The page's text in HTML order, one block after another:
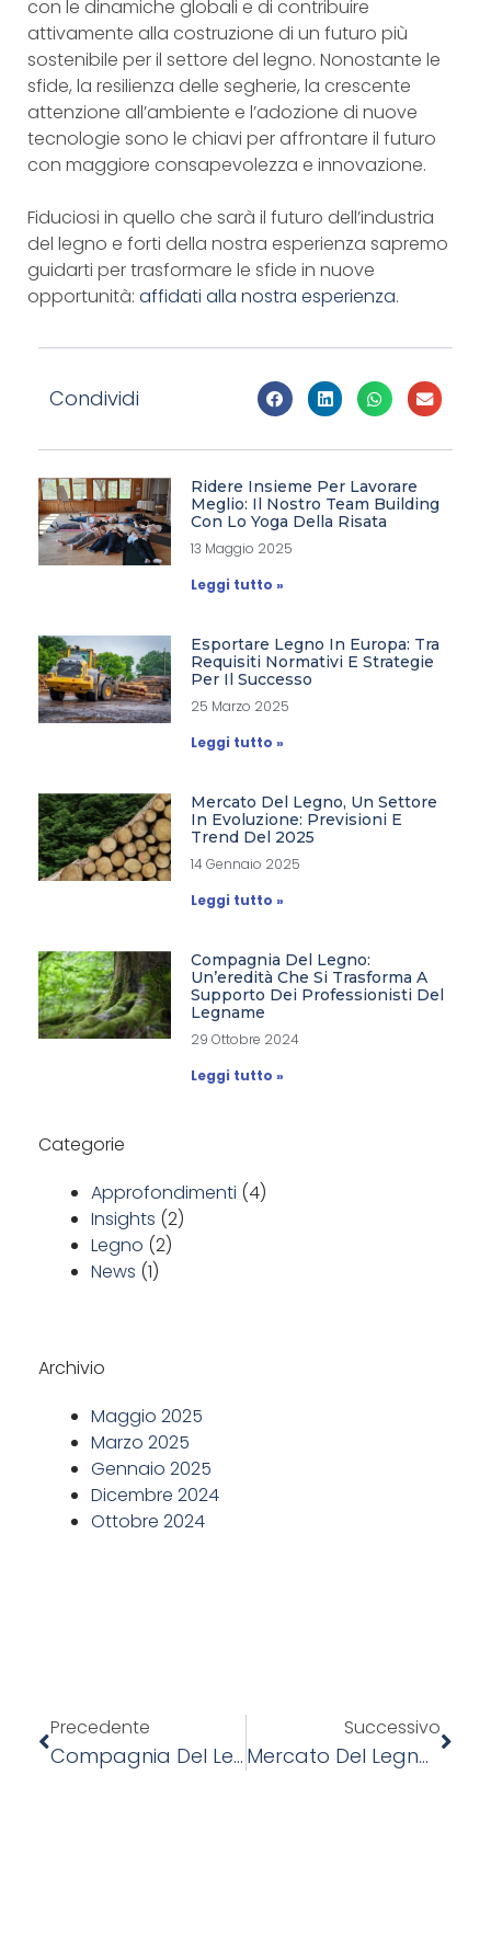
con le dinamiche globali e di contribuire
attivamente alla costruzione di un futuro più
sostenibile per il settore del legno. Nonostante le
sfide, la resilienza delle segherie, la crescente
attenzione all’ambiente e l’adozione di nuove
tecnologie sono le chiavi per affrontare il futuro
con maggiore consapevolezza e innovazione.
Fiduciosi in quello che sarà il futuro dell’industria
del legno e forti della nostra esperienza sapremo
guidarti per trasformare le sfide in nuove
opportunità: affidati alla nostra esperienza.
Condividi
Ridere Insieme Per Lavorare
Meglio: Il Nostro Team Building
Con Lo Yoga Della Risata
13 Maggio 2025
Leggi tutto »
Esportare Legno In Europa: Tra
Requisiti Normativi E Strategie
Per Il Successo
25 Marzo 2025
Leggi tutto »
Mercato Del Legno, Un Settore
In Evoluzione: Previsioni E
Trend Del 2025
14 Gennaio 2025
Leggi tutto »
Compagnia Del Legno:
Un’eredità Che Si Trasforma A
Supporto Dei Professionisti Del
Legname
29 Ottobre 2024
Leggi tutto »
Categorie
Approfondimenti (4)
Insights (2)
Legno (2)
News (1)
Archivio
Maggio 2025
Marzo 2025
Gennaio 2025
Dicembre 2024
Ottobre 2024
Precedente
Compagnia Del Legno: Un’eredità Che Si Trasforma A Supporto Dei Professionisti Del Legname
Successivo
Mercato Del Legno, Un Settore In Evoluzione: Previsioni E Trend Del 2025